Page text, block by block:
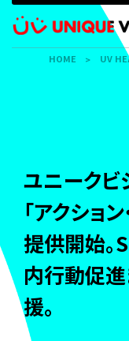
ユニークビ
「アクショ
提供開始。
内行動促
援。
HOME UV